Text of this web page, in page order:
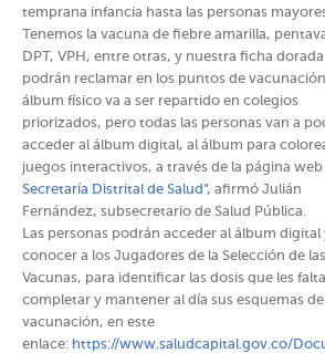
temprana infancia hasta las personas
Tenemos la vacuna de fiebre amarilla,
DPT, VPH, entre otras, y nuestra ficha
podrán reclamar en los puntos de
álbum físico va a ser repartido en colegios
priorizados, pero todas las personas van a
acceder al álbum digital, al álbum para
juegos interactivos, a través de la página web
Secretaría Distrital de Salud ”, afirmó Julián
Fernández, subsecretario de Salud Pública.
Las personas podrán acceder al álbum digital
conocer a los Jugadores de la Selección de las
Vacunas, para identificar las dosis que les
completar y mantener al día sus esquemas de
vacunación, en este
enlace: https://www.saludcapital.gov.co/